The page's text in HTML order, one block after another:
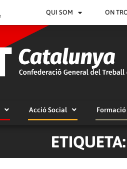
QUI SOM ON
Acció Social Formació